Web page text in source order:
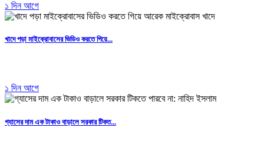
১ দিন আগে
খাদে পড়া মাইক্রোবাসের ভিডিও করতে গিয়ে...
১ দিন আগে
গ্যাসের দাম এক টাকাও বাড়ালে সরকার টিকত...